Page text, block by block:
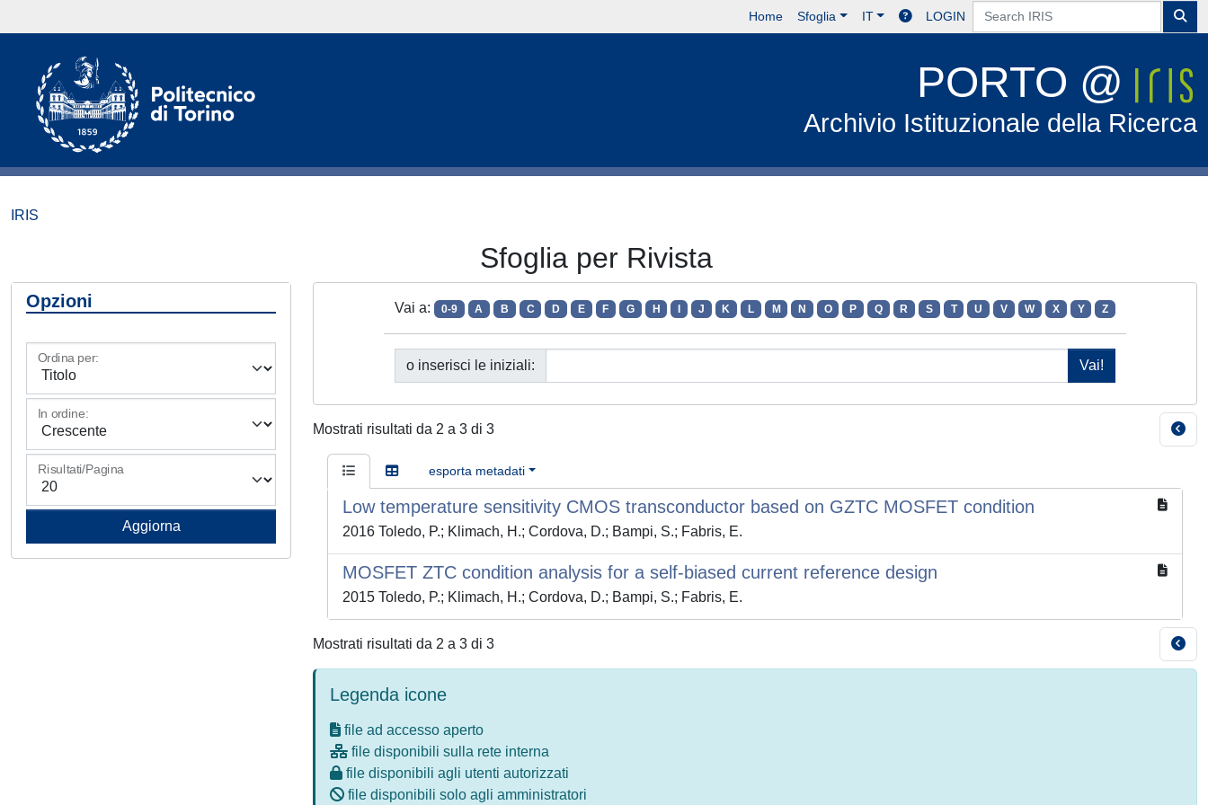
Home Sfoglia IT LOGIN
PORTO @
Archivio Istituzionale della Ricerca
IRIS
Sfoglia per Rivista
Opzioni
Ordina per:
In ordine:
Risultati/Pagina
Vai a: 0-9 A B C D E F G H J K L M N O P Q R S T U V W X Y Z
o inserisci le iniziali:
Mostrati risultati da 2 a 3 di 3
esporta metadati
Low temperature sensitivity CMOS transconductor based on GZTC MOSFET condition
2016 Toledo, P.; Klimach, H.; Cordova, D.; Bampi, S.; Fabris, E.
MOSFET ZTC condition analysis for a self-biased current reference design
2015 Toledo, P.; Klimach, H.; Cordova, D.; Bampi, S.; Fabris, E.
Mostrati risultati da 2 a 3 di 3
Legenda icone
file ad accesso aperto
file disponibili sulla rete interna
file disponibili agli utenti autorizzati
file disponibili solo agli amministratori